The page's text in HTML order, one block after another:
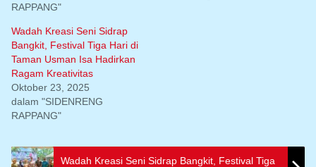
RAPPANG"
Wadah Kreasi Seni Sidrap
Bangkit, Festival Tiga Hari di
Taman Usman Isa Hadirkan
Ragam Kreativitas
Oktober 23, 2025
dalam "SIDENRENG
RAPPANG"
Wadah Kreasi Seni Sidrap Bangkit, Festival Tiga